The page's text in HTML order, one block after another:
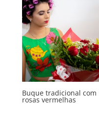
Buque tradicional com
rosas vermelhas